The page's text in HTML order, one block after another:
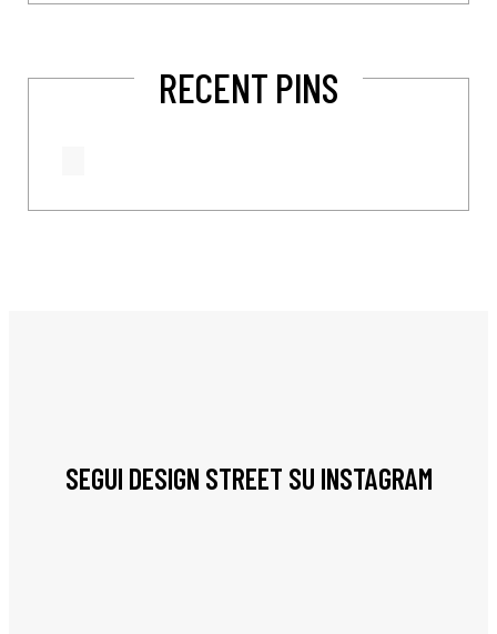
RECENT PINS
SEGUI DESIGN STREET SU INSTAGRAM